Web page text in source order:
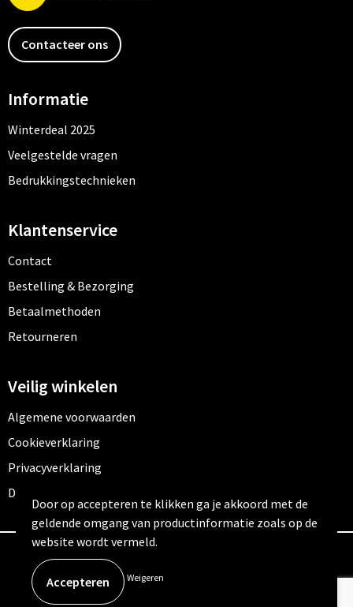
Contacteer ons
Informatie
Winterdeal 2025
Veelgestelde vragen
Bedrukkingstechnieken
Klantenservice
Contact
Bestelling & Bezorging
Betaalmethoden
Retourneren
Veilig winkelen
Algemene voorwaarden
Cookieverklaring
Privacyverklaring
Disclaimer
© Copyright Outfitters 2026
Door op accepteren te klikken ga je akkoord met de
geldende omgang van productinformatie zoals op de
website wordt vermeld.
Weigeren